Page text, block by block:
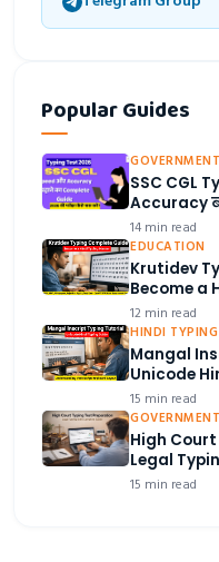
Popular Guides
SSC CGL
Accuracy
14 min read
EDUCATION
Krutidev
Become a
12 min read
HINDI TYPING
Mangal
Unicode
15 min read
High
Legal
15 min read